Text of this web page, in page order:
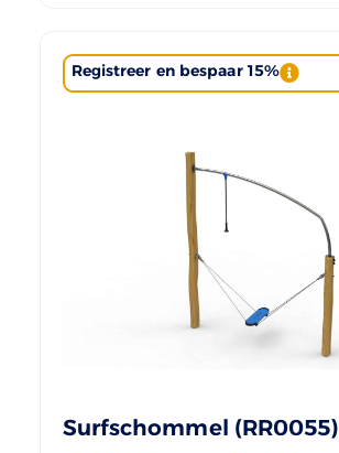
Registreer en bespaar 15%
Surfschommel (RR0055)